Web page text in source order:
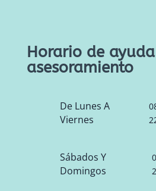
Horario de
asesoramiento
De Lunes A
Viernes
Sábados Y
Domingos